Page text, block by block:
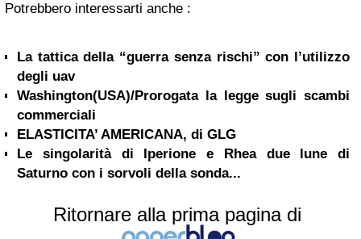
Potrebbero interessarti anche :
La tattica della “guerra senza rischi” con l’utilizzo
degli uav
Washington(USA)/Prorogata la legge sugli scambi
commerciali
ELASTICITA’ AMERICANA, di GLG
Le singolarità di Iperione e Rhea due lune di
Saturno con i sorvoli della sonda...
Ritornare alla prima pagina di